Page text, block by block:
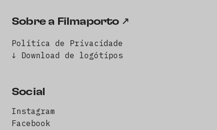
Sobre a Filmaporto
Política de Privacidade
↓ Download de logótipos
Social
Instagram
Facebook